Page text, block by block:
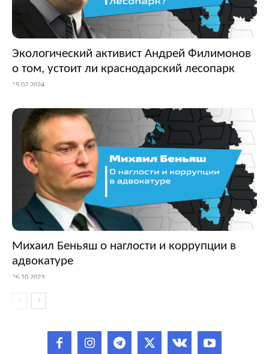
Экологический активист Андрей Филимонов
о том, устоит ли краснодарский лесопарк
15.02.2024
Михаил Беньяш о наглости и коррупции в
адвокатуре
26.10.2023